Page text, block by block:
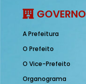
GOVERNO
A Prefeitura
O Prefeito
O Vice-Prefeito
Organograma